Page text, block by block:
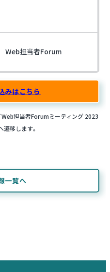
Web担当者Forum
みはこちら
担当者Forumミーティング 2023
遷移します。
一覧へ